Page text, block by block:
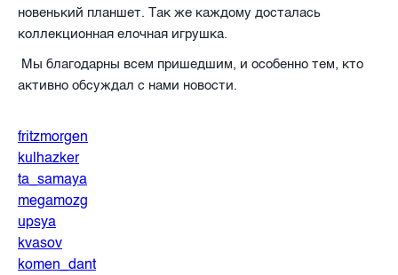
новенький планшет. Так же каждому досталась
коллекционная елочная игрушка.
Мы благодарны всем пришедшим, и особенно тем, кто
активно обсуждал с нами новости.
fritzmorgen
kulhazker
ta_samaya
megamozg
upsya
kvasov
komen_dant